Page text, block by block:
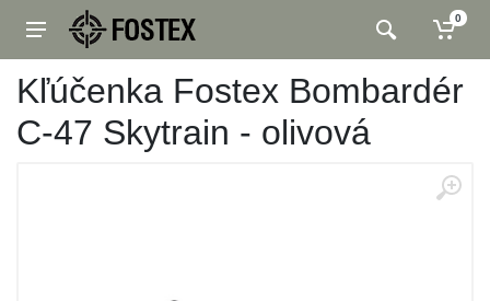
0
Kľúčenka Fostex Bombardér
C-47 Skytrain - olivová